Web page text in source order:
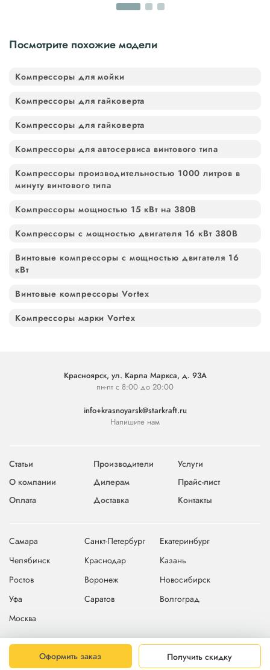
Оформить заказ Получить скидку
Посмотрите похожие модели
Компрессоры для мойки
Компрессоры для гайковерта
Компрессоры для гайковерта
Компрессоры для автосервиса винтового типа
Компрессоры производительностью 1000 литров в
минуту винтового типа
Компрессоры мощностью 15 кВт на 380В
Компрессоры с мощностью двигателя 16 кВт 380В
Винтовые компрессоры с мощностью двигателя 16
кВт
Винтовые компрессоры Vortex
Компрессоры марки Vortex
Красноярск, ул. Карла Маркса, д. 93А
пн-пт с 8:00 до 20:00
info+krasnoyarsk@starkraft.ru
Напишите нам
Статьи Производители
Услуги
О компании
Дилерам
Прайс-лист
Оплата
Доставка Контакты
Самара Санкт-Петербург
Екатеринбург
Челябинск
Краснодар
Казань
Ростов
Воронеж
Новосибирск
Уфа
Саратов
Волгоград
Москва
© 2004-2026 © Компания Starkraft Карта сайта